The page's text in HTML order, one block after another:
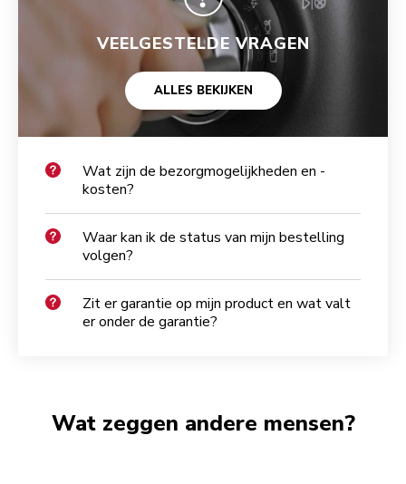
VEELGESTELDE VRAGEN
ALLES BEKIJKEN
Wat zijn de bezorgmogelijkheden en -
kosten?
Waar kan ik de status van mijn bestelling
volgen?
Zit er garantie op mijn product en wat valt
er onder de garantie?
Wat zeggen andere mensen?